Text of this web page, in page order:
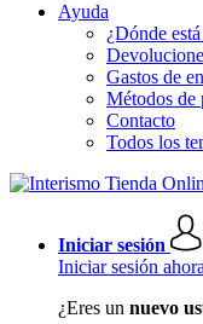
Ayuda
¿Dónde
Gastos de
Métodos de
Contacto
Todos los
Iniciar sesión
Iniciar sesión ahora
¿Eres un nuevo